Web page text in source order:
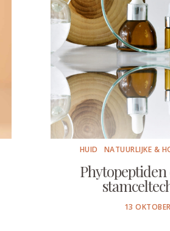
HUID NATUURLIJKE &
Phytopeptiden
POSTED
13